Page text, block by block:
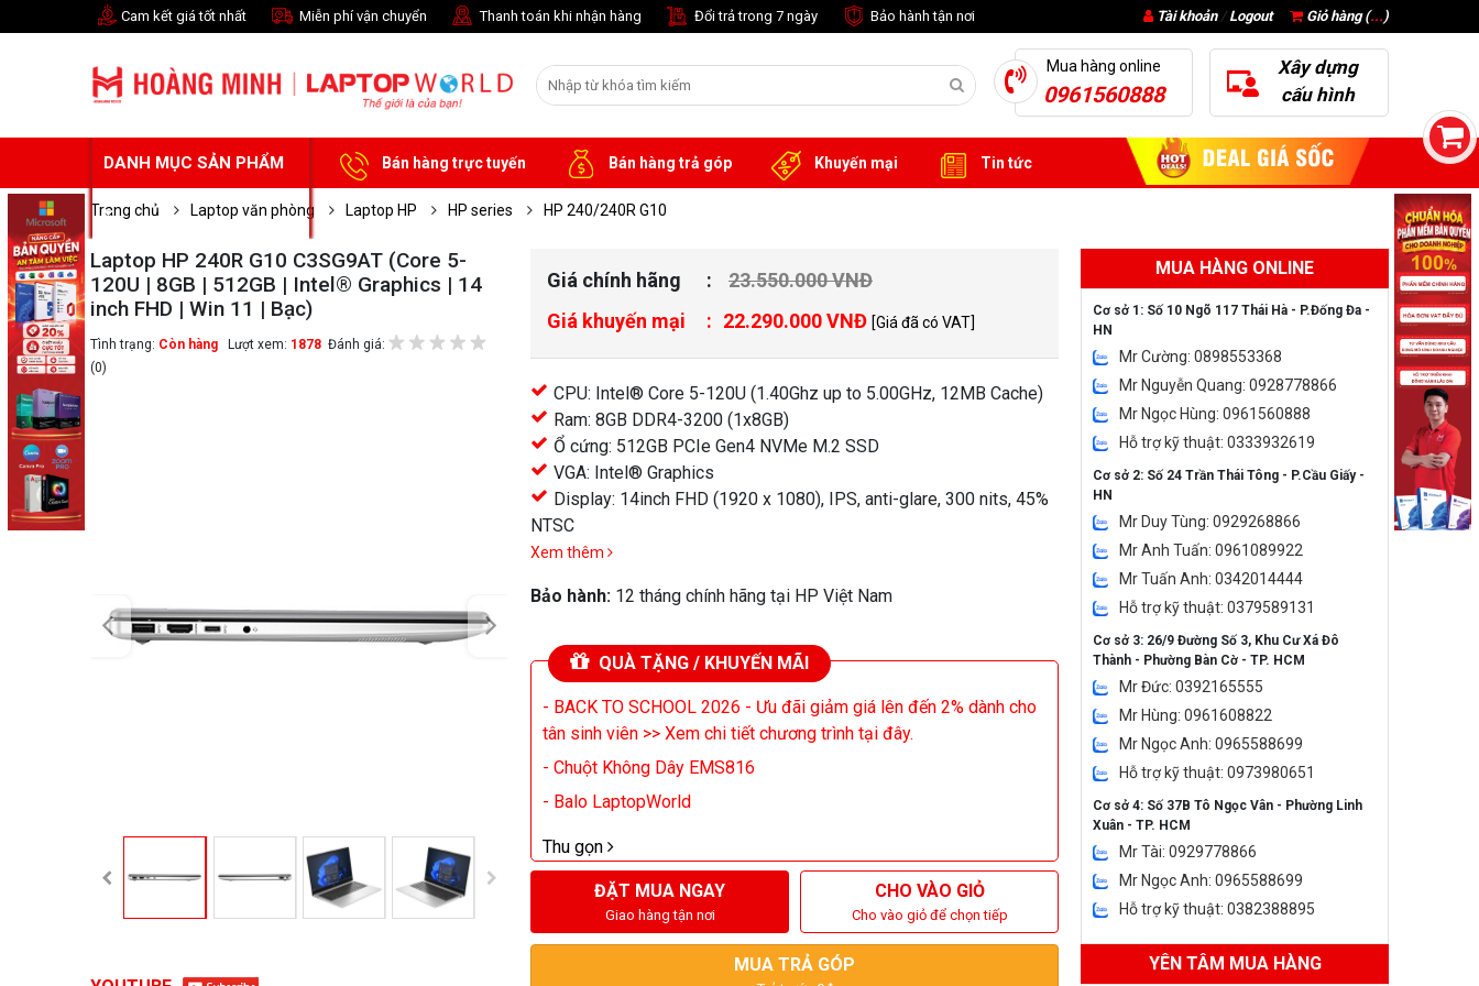
Cam kết giá tốt nhất Miễn phí vận chuyển Thanh toán khi nhận hàng Đổi trả trong 7 ngày Bảo hành tận nơi Giỏ hàng (...)
Tài khoản/ Logout
Mua hàng online
0961560888
Xây dựng
cấu hình
DANH MỤC SẢN PHẨM Bán hàng trực tuyến Bán hàng trả góp Khuyến mại Tin tức
Trang chủ Laptop văn phòng Laptop HP HP series HP 240/240R G10
Laptop HP 240R G10 C3SG9AT (Core 5-
120U | 8GB | 512GB | Intel® Graphics | 14
inch FHD | Win 11 | Bạc)
Tình trạng: Còn hàng Lượt xem: 1878 Đánh giá:
(0)
Giá chính hãng
23.550.000 VNĐ
Giá khuyến mại
22.290.000 VNĐ [Giá đã có VAT]
CPU: Intel® Core 5-120U (1.40Ghz up to 5.00GHz, 12MB Cache)
Ram: 8GB DDR4-3200 (1x8GB)
Ổ cứng: 512GB PCIe Gen4 NVMe M.2 SSD
VGA: Intel® Graphics
Display: 14inch FHD (1920 x 1080), IPS, anti-glare, 300 nits, 45%
NTSC
Xem thêm
Bảo hành: 12 tháng chính hãng tại HP Việt Nam
QUÀ TẶNG / KHUYẾN MÃI
- BACK TO SCHOOL 2026 - Ưu đãi giảm giá lên đến 2% dành cho
tân sinh viên >> Xem chi tiết chương trình tại đây.
- Chuột Không Dây EMS816
- Balo LaptopWorld
Thu gọn
ĐẶT MUA NGAY
Giao hàng tận nơi
CHO VÀO GIỎ
Cho vào giỏ để chọn tiếp
MUA TRẢ GÓP
MUA HÀNG ONLINE
Cơ sở 1: Số 10 Ngõ 117 Thái Hà - P.Đống Đa -
HN
Mr Cường: 0898553368
Mr Nguyễn Quang: 0928778866
Mr Ngọc Hùng: 0961560888
Hỗ trợ kỹ thuật: 0333932619
Cơ sở 2: Số 24 Trần Thái Tông - P.Cầu Giấy -
HN
Mr Duy Tùng: 0929268866
Mr Anh Tuấn: 0961089922
Mr Tuấn Anh: 0342014444
Hỗ trợ kỹ thuật: 0379589131
Cơ sở 3: 26/9 Đường Số 3, Khu Cư Xá Đô
Thành - Phường Bàn Cờ - TP. HCM
Mr Đức: 0392165555
Mr Hùng: 0961608822
Mr Ngọc Anh: 0965588699
Hỗ trợ kỹ thuật: 0973980651
Cơ sở 4: Số 37B Tô Ngọc Vân - Phường Linh
Xuân - TP. HCM
Mr Tài: 0929778866
Mr Ngọc Anh: 0965588699
Hỗ trợ kỹ thuật: 0382388895
YÊN TÂM MUA HÀNG